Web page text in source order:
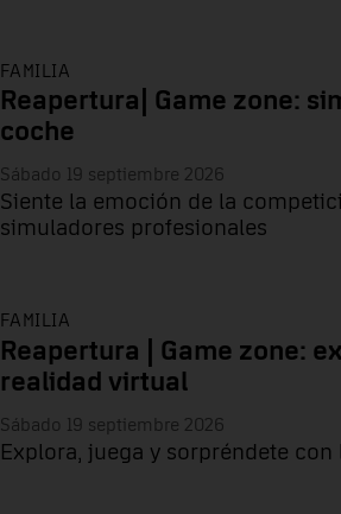
FAMILIA
Reapertura| Game zone:
coche
Sábado 19 septiembre 2026
Siente la emoción de la
simuladores profesionales
FAMILIA
Reapertura | Game zone:
realidad virtual
Sábado 19 septiembre 2026
Explora, juega y sorpréndete